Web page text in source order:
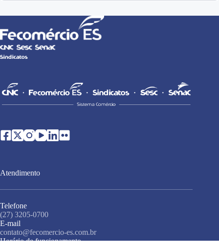
Atendimento
Telefone
(27) 3205-0700
E-mail
contato@fecomercio-es.com.br
Horário de funcionamento